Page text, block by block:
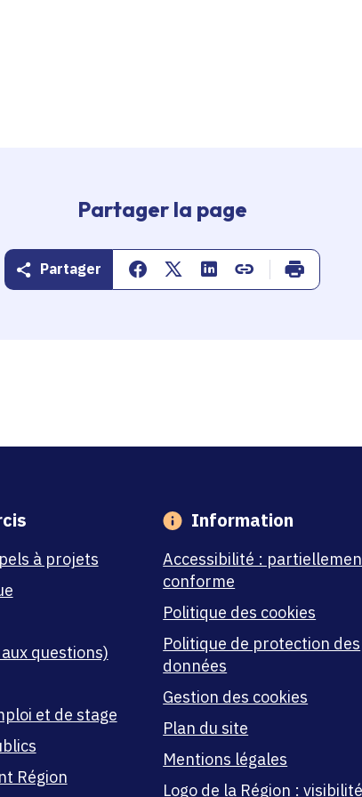
Partager la page
Partager Partager sur Facebook
Partager sur Twitter
Partager sur Linkedin
Copier dans le
Imprimer
à projets
questions)
et de stage
Région
Information
Accessibilité :
conforme
Politique des cookies
Politique de protection des
données
Gestion des cookies
Plan du site
Mentions légales
Logo de la Région :